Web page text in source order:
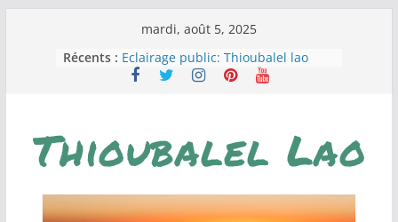
mardi, août 5, 2025
Récents : Eclairage public: Thioubalel lao
Campagne de levée de fonds pour
du rêve américain.
JOURNÉE DE L’AMICALE DES
Thioubalel men! un vecteur de
développement local.